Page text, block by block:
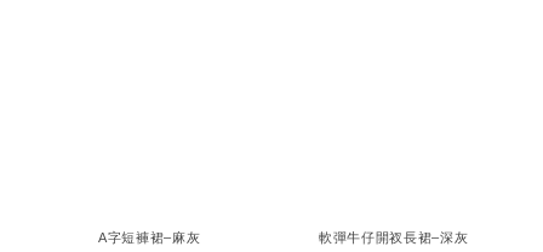
A字短褲裙–麻灰 軟彈牛仔開衩長裙–深灰